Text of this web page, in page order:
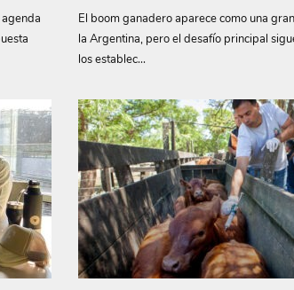
El boom ganadero aparece como una
la Argentina, pero el desafío principal
los establec...